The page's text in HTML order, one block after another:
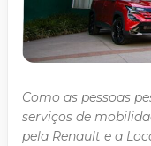
Como as pessoas
serviços de
pela Renault e a